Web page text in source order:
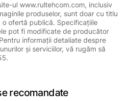
ul www.rultehcom.com, inclusiv
produselor, sunt doar cu titlu
ofertă publică. Specificațiile
pot fi modificate de producător
informații detaliate despre
și serviciilor, vă rugăm să
recomandate